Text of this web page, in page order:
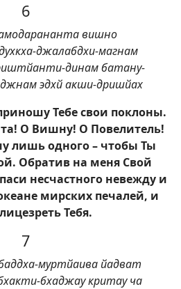
6
вишно
джалабдхи-магнам
динам батану-
эдхй акши-дришйах
Тебе свои поклоны.
О Вишну! О Повелитель!
лишь одного – чтобы Ты
Обратив на меня Свой
несчастного невежду и
мирских печалей, и
Тебя.
7
муртйаива йадват
бхаджау критау ча